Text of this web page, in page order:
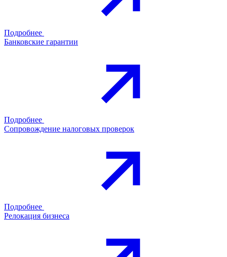
Подробнее
Банковские гарантии
Подробнее
Сопровождение налоговых проверок
Подробнее
Релокация бизнеса